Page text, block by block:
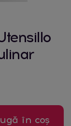
în coș